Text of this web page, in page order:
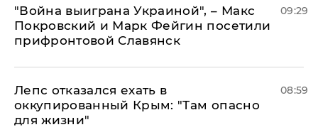
"Война выиграна Украиной", – Макс
Покровский и Марк Фейгин посетили
прифронтовой Славянск
09:29
Лепс отказался ехать в
оккупированный Крым: "Там опасно
для жизни"
08:59